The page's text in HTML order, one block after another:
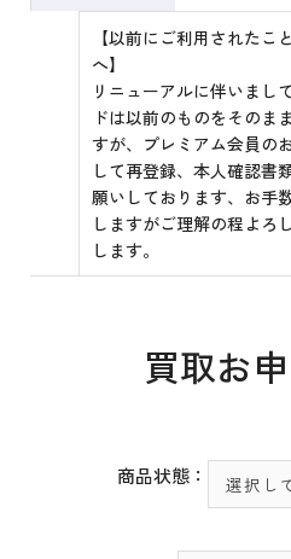
【以前にご利用されたこ
へ】
リニューアルに伴いまし
ドは以前のものをそのま
すが、プレミアム会員の
して再登録、本人確認書
願いしております、お手
しますがご理解の程よろ
します。
買取お
商品状態：